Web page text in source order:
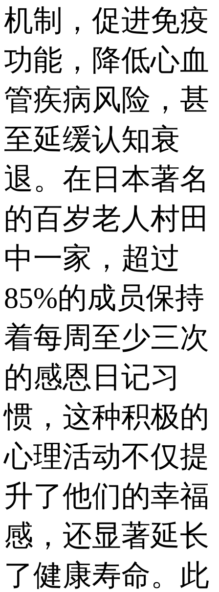
机制，促进免疫
功能，降低心血
管疾病风险，甚
至延缓认知衰
退。在日本著名
的百岁老人村田
中一家，超过
85%的成员保持
着每周至少三次
的感恩日记习
惯，这种积极的
心理活动不仅提
升了他们的幸福
感，还显著延长
了健康寿命。此